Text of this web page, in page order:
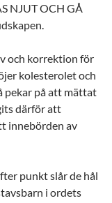
NJUT OCH GÅ
och korrektion för
kolesterolet och
pekar på att mättat
därför att
innebörden av
punkt slår de hål
i ordets